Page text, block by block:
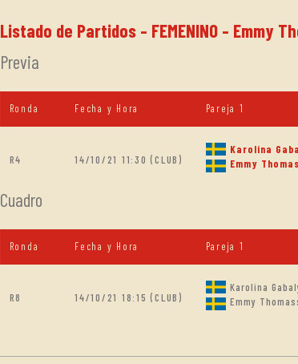
Listado de Partidos - FEMENINO - Emmy
Previa
Ronda Fecha y Hora Pareja 1
R4 14/10/21 11:30 (CLUB)
Karolina
Emmy
Cuadro
Ronda Fecha y Hora Pareja 1
R8 14/10/21 18:15 (CLUB)
Karolina
Emmy